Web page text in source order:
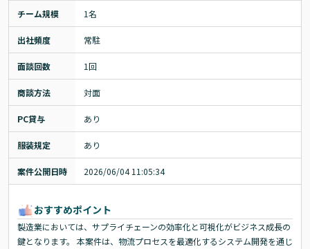
チーム規模 1名
出社頻度 常駐
面談回数 1回
商談方法 対面
PC貸与 あり
服装規定 あり
案件公開日時 2026/06/04 11:05:34
おすすめポイント
製造業においては、サプライチェーンの効率化と可視化がビジネス成長の
鍵となります。 本案件は、物流プロセスを最適化するシステム開発を通じ